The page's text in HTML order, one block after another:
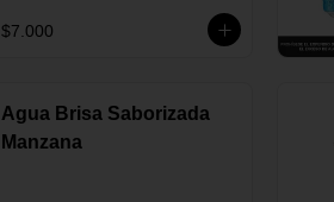
$7.000
Agua Brisa Saborizada
Manzana